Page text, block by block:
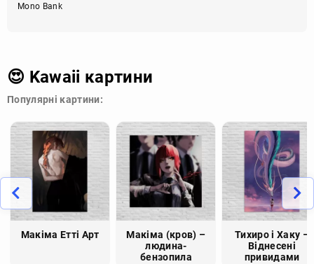
Mono Bank
😍 Kawaii картини
Популярні картини:
Макіма Етті Арт
Макіма (кров) –
людина-
бензопила
Тихиро і Хаку –
Віднесені
привидами